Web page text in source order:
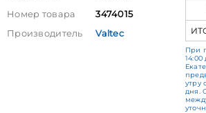
Номер товара
3474015
Производитель
Valtec
При
14:00
утру
дня.